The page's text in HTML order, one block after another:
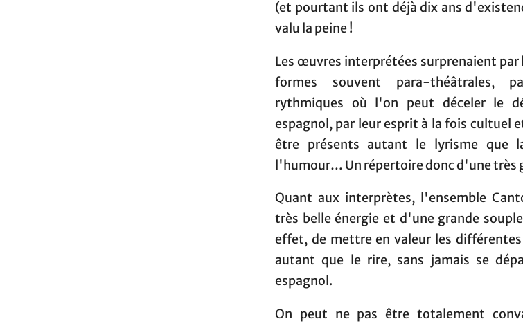
(et pourtant ils ont déjà dix ans
valu la peine !
Les œuvres interprétées surprenaient par
formes souvent para-théâtrales,
rythmiques où l'on peut déceler le
espagnol, par leur esprit à la fois cultuel
être présents autant le lyrisme que
l'humour… Un répertoire donc d'une très
Quant aux interprètes, l'ensemble
très belle énergie et d'une grande
effet, de mettre en valeur les
autant que le rire, sans jamais se
espagnol.
On peut ne pas être totalement